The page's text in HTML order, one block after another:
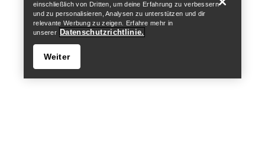
einschließlich von Dritten, um deine Erfahrung zu verbessern
und zu personalisieren, Analysen zu unterstützen und dir
relevante Werbung zu zeigen. Erfahre mehr in
unserer Datenschutzrichtlinie.
Weiter